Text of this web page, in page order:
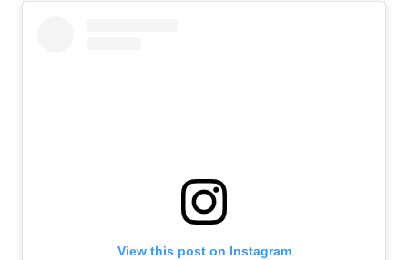
View this post on Instagram